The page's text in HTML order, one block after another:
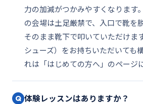
力の加減がつかみやすくなります
の会場は土足厳禁で、入口で靴を
そのまま靴下で叩いていただけま
シューズ）をお持ちいただいても
れは「はじめての方へ」のページ
Q 体験レッスンはありますか？